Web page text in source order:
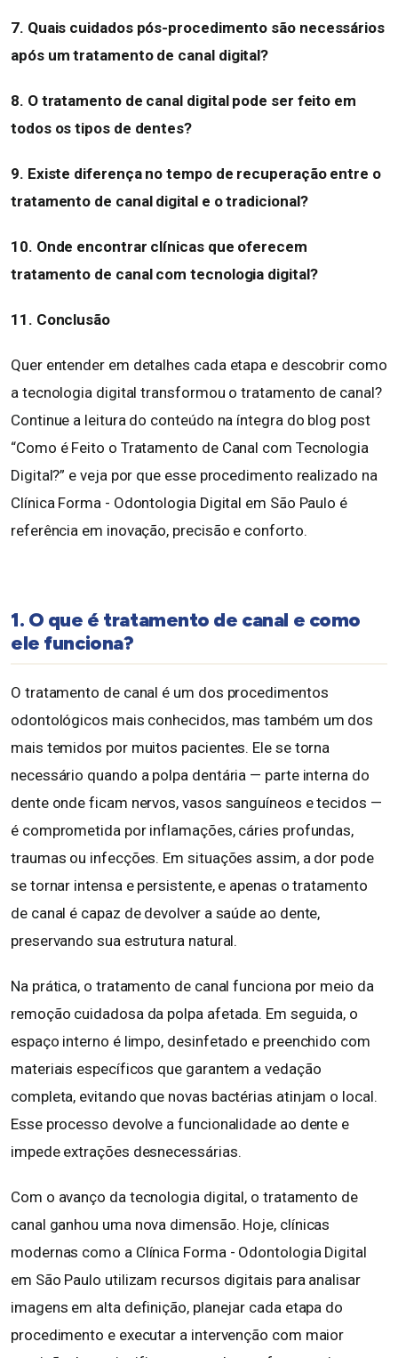
7. Quais cuidados pós-procedimento são necessários
após um tratamento de canal digital?
8. O tratamento de canal digital pode ser feito em
todos os tipos de dentes?
9. Existe diferença no tempo de recuperação entre o
tratamento de canal digital e o tradicional?
10. Onde encontrar clínicas que oferecem
tratamento de canal com tecnologia digital?
11. Conclusão
Quer entender em detalhes cada etapa e descobrir como
a tecnologia digital transformou o tratamento de canal?
Continue a leitura do conteúdo na íntegra do blog post
“Como é Feito o Tratamento de Canal com Tecnologia
Digital?” e veja por que esse procedimento realizado na
Clínica Forma - Odontologia Digital em São Paulo é
referência em inovação, precisão e conforto.
1. O que é tratamento de canal e como
ele funciona?
O tratamento de canal é um dos procedimentos
odontológicos mais conhecidos, mas também um dos
mais temidos por muitos pacientes. Ele se torna
necessário quando a polpa dentária — parte interna do
dente onde ficam nervos, vasos sanguíneos e tecidos —
é comprometida por inflamações, cáries profundas,
traumas ou infecções. Em situações assim, a dor pode
se tornar intensa e persistente, e apenas o tratamento
de canal é capaz de devolver a saúde ao dente,
preservando sua estrutura natural.
Na prática, o tratamento de canal funciona por meio da
remoção cuidadosa da polpa afetada. Em seguida, o
espaço interno é limpo, desinfetado e preenchido com
materiais específicos que garantem a vedação
completa, evitando que novas bactérias atinjam o local.
Esse processo devolve a funcionalidade ao dente e
impede extrações desnecessárias.
Com o avanço da tecnologia digital, o tratamento de
canal ganhou uma nova dimensão. Hoje, clínicas
modernas como a Clínica Forma - Odontologia Digital
em São Paulo utilizam recursos digitais para analisar
imagens em alta definição, planejar cada etapa do
procedimento e executar a intervenção com maior